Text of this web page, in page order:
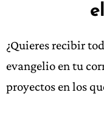
¿Quieres recibir
evangelio en tu
proyectos en los